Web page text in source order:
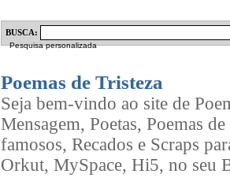
BUSCA:
Pesquisa personalizada
Poemas de Tristeza
Seja bem-vindo ao site de
Mensagem, Poetas, Poemas
famosos, Recados e Scraps
Orkut, MySpace, Hi5, no seu